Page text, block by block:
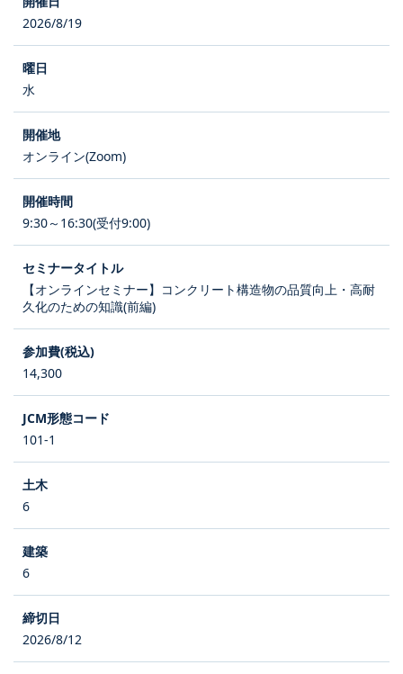
2026/8/19
水
オンライン(Zoom)
9:30～16:30(受付9:00)
【オンラインセミナー】コンクリート構造物の品質向上・高耐
久化のための知識(前編)
14,300
101-1
6
6
2026/8/12